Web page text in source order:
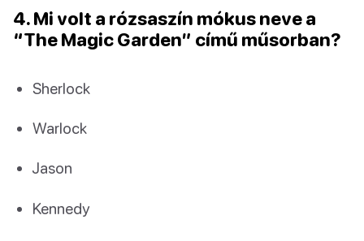
4. Mi volt a rózsaszín mókus neve a
“The Magic Garden” című műsorban?
Sherlock
Warlock
Jason
Kennedy